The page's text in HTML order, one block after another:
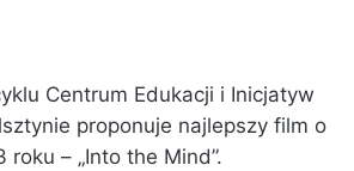
Centrum Edukacji i Inicjatyw
proponuje najlepszy film o
– „Into the Mind”.